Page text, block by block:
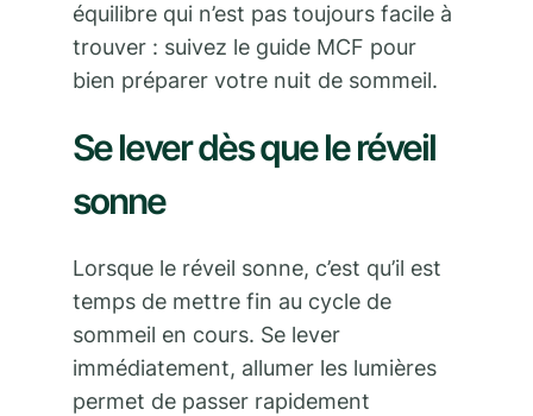
équilibre qui n’est pas toujours facile à
trouver : suivez le guide MCF pour
bien préparer votre nuit de sommeil.
Se lever dès que le réveil
sonne
Lorsque le réveil sonne, c’est qu’il est
temps de mettre fin au cycle de
sommeil en cours. Se lever
immédiatement, allumer les lumières
permet de passer rapidement